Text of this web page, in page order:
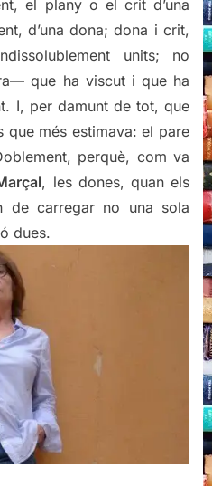
el plany o el crit d’una
d’una dona; dona i crit,
units; no
que ha viscut i que ha
I, per damunt de tot, que
que més estimava: el pare
perquè, com va
, les dones, quan els
de carregar no una sola
dues.